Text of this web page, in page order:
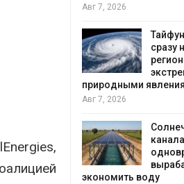
вес
миграцией
сбор
Авг 7, 2026
сразу
природными
Авг 7, 2026
экономить воду